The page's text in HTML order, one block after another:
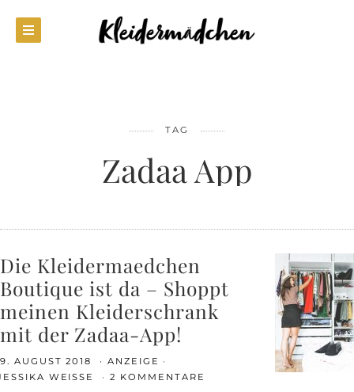
TAG
Zadaa App
Die Kleidermaedchen
Boutique ist da – Shoppt
meinen Kleiderschrank
mit der Zadaa-App!
9. AUGUST 2018
ANZEIGE
WEISSE
2 KOMMENTARE